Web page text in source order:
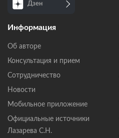
Дзен
Информация
Об авторе
Консультация и прием
Сотрудничество
Новости
Мобильное приложение
Официальные источники
Лазарева С.Н.